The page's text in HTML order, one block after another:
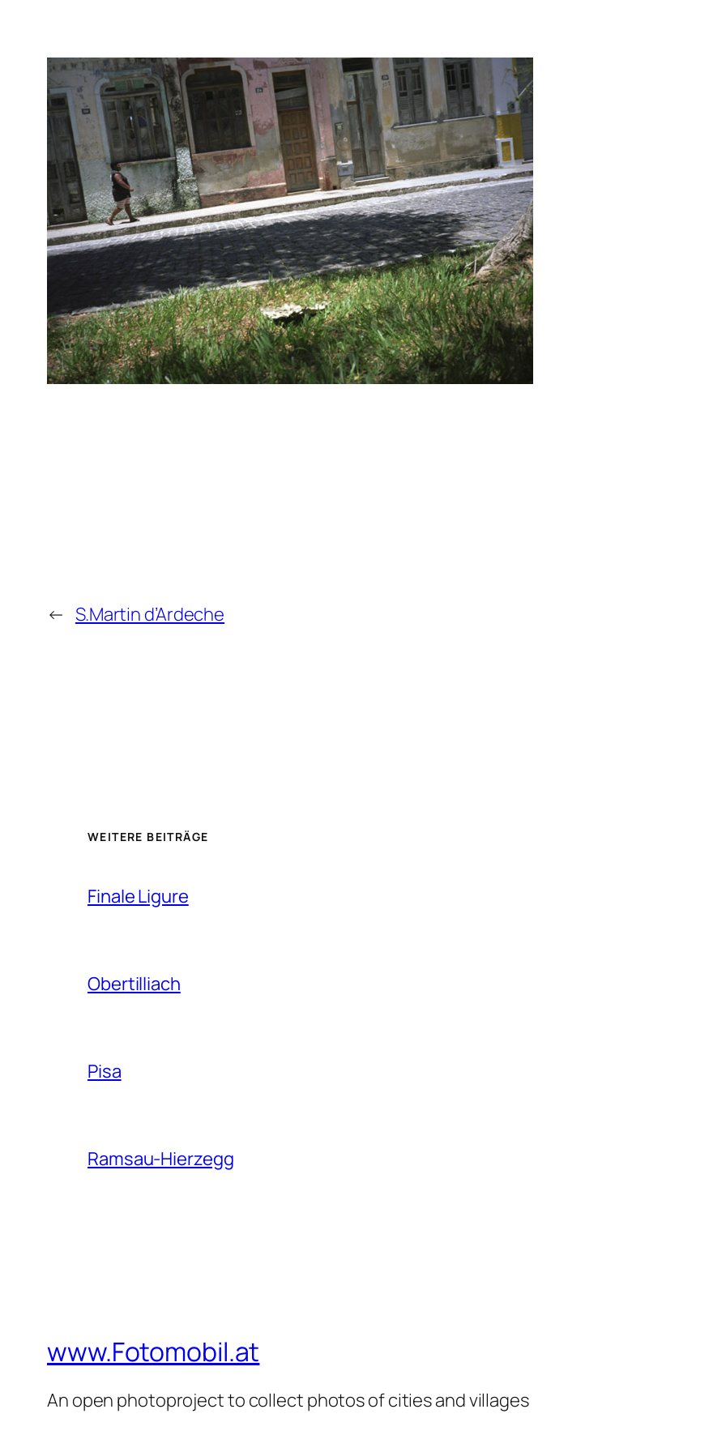
← S.Martin d’Ardeche
WEITERE BEITRÄGE
Finale Ligure
Obertilliach
Pisa
Ramsau-Hierzegg
www.Fotomobil.at
An open photoproject to collect photos of cities and villages